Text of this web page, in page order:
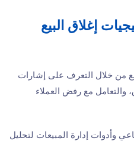
إغلاق البيع
من خلال التعرف على إشارات
والتعامل مع رفض العملاء
وأدوات إدارة المبيعات لتحليل